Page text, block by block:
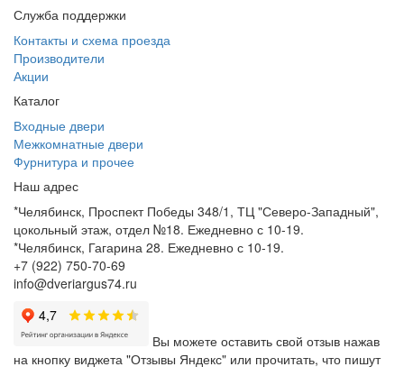
Служба поддержки
Контакты и схема проезда
Производители
Акции
Каталог
Входные двери
Межкомнатные двери
Фурнитура и прочее
Наш адрес
*Челябинск, Проспект Победы 348/1, ТЦ "Северо-Западный",
цокольный этаж, отдел №18. Ежедневно с 10-19.
*Челябинск, Гагарина 28. Ежедневно с 10-19.
+7 (922) 750-70-69
info@dveriargus74.ru
Вы можете оставить свой отзыв нажав
на кнопку виджета "Отзывы Яндекс" или прочитать, что пишут